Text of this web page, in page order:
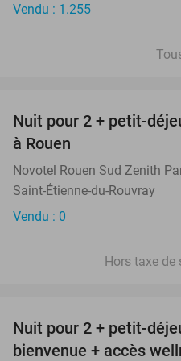
Vendu : 1.255
Nuit pour 2 + petit-
à Rouen
Novotel Rouen Sud Zenith
Saint-Étienne-du-Rouvray
Vendu : 0
Hors taxe de
Nuit pour 2 + petit-
bienvenue + accès